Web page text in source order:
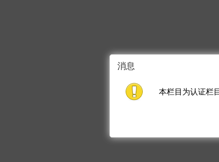
消息
本栏目为认证栏